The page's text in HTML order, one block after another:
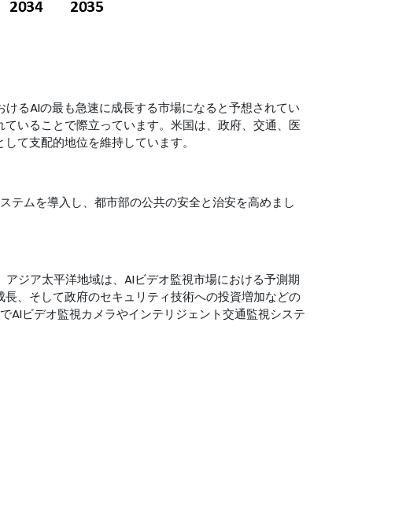
るAIの最も急速に成長する市場になると予想されてい
いることで際立っています。米国は、政府、交通、医
て支配的地位を維持しています。
テムを導入し、都市部の公共の安全と治安を高めまし
アジア太平洋地域は、AIビデオ監視市場における予測期
、そして政府のセキュリティ技術への投資増加などの
AIビデオ監視カメラやインテリジェント交通監視システ